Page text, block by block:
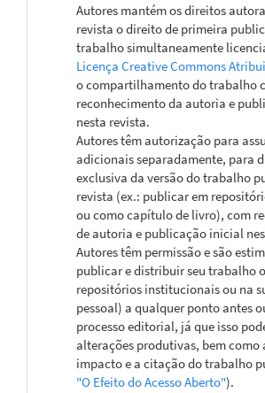
Autores mantém os direitos
revista o direito de primeira
trabalho simultaneamente
Licença Creative Commons
o compartilhamento do trabalho
reconhecimento da autoria e
nesta revista.
Autores têm autorização para
adicionais separadamente, para
exclusiva da versão do trabalho
revista (ex.: publicar em
ou como capítulo de livro), com
de autoria e publicação inicial
Autores têm permissão e são
publicar e distribuir seu trabalho
repositórios institucionais ou na
pessoal) a qualquer ponto antes
processo editorial, já que isso
alterações produtivas, bem como
impacto e a citação do trabalho
"O Efeito do Acesso Aberto").